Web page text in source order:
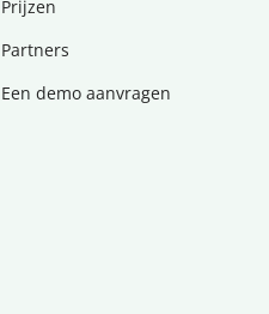
Prijzen
Partners
Een demo aanvragen